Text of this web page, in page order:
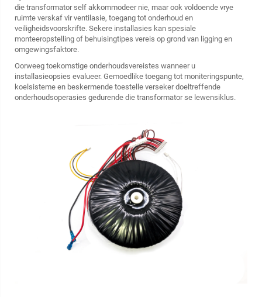
die transformator self akkommodeer nie, maar ook voldoende vrye
ruimte verskaf vir ventilasie, toegang tot onderhoud en
veiligheidsvoorskrifte. Sekere installasies kan spesiale
monteeropstelling of behuisingtipes vereis op grond van ligging en
omgewingsfaktore.
Oorweeg toekomstige onderhoudsvereistes wanneer u
installasieopsies evalueer. Gemoedlike toegang tot moniteringspunte,
koelsisteme en beskermende toestelle verseker doeltreffende
onderhoudsoperasies gedurende die transformator se lewensiklus.